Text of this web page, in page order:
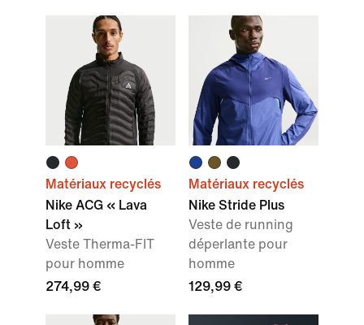
Matériaux recyclés
Nike ACG « Lava
Loft »
Veste Therma-FIT
pour homme
274,99 €
Matériaux recyclés
Nike Stride Plus
Veste de running
déperlante pour
homme
129,99 €